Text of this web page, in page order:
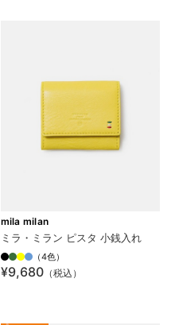
mila milan
ミラ・ミラン ピスタ 小銭入れ
（4色）
¥9,680（税込）